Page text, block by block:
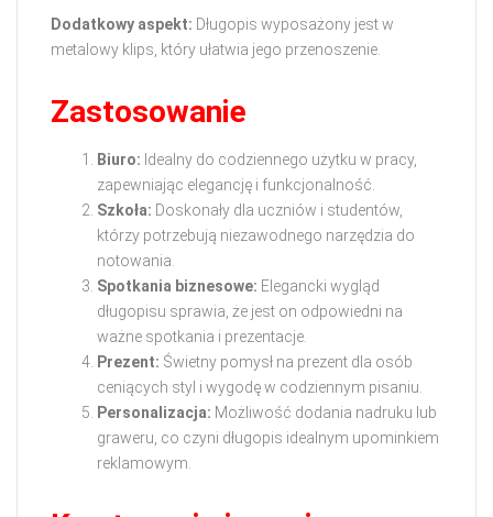
Dodatkowy aspekt: Długopis wyposażony jest w
metalowy klips, który ułatwia jego przenoszenie.
Zastosowanie
Biuro: Idealny do codziennego użytku w pracy,
zapewniając elegancję i funkcjonalność.
Szkoła: Doskonały dla uczniów i studentów,
którzy potrzebują niezawodnego narzędzia do
notowania.
Spotkania biznesowe: Elegancki wygląd
długopisu sprawia, że jest on odpowiedni na
ważne spotkania i prezentacje.
Prezent: Świetny pomysł na prezent dla osób
ceniących styl i wygodę w codziennym pisaniu.
Personalizacja: Możliwość dodania nadruku lub
graweru, co czyni długopis idealnym upominkiem
reklamowym.